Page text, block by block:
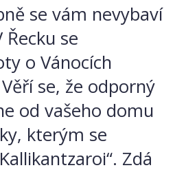
se vám nevybaví
se
o Vánocích
se, že odporný
od vašeho domu
kterým se
Zdá